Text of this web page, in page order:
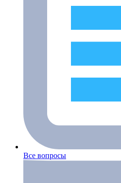
Все вопросы